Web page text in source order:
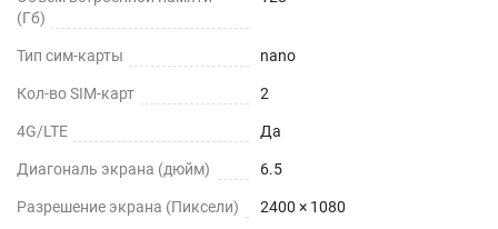
(Гб)
Тип сим-карты nano
Кол-во SIM-карт 2
4G/LTE Да
Диагональ экрана (дюйм) 6.5
Разрешение экрана (Пиксели) 2400 × 1080